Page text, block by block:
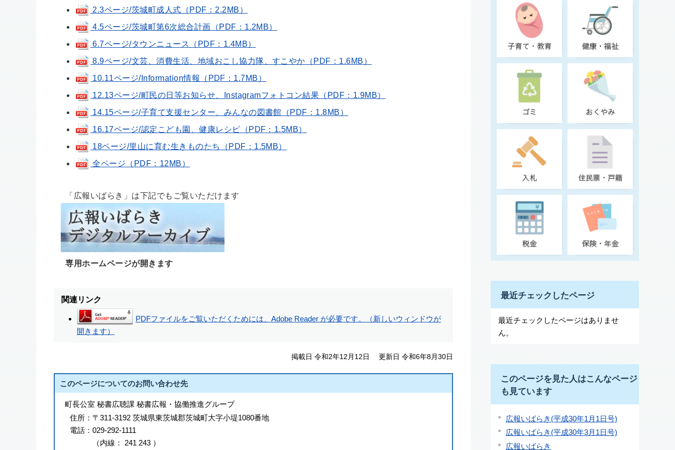
2.3ページ/茨城町成人式（PDF：2.2MB）
4.5ページ/茨城町第6次総合計画（PDF：1.2MB）
6.7ページ/タウンニュース（PDF：1.4MB）
8.9ページ/文芸、消費生活、地域おこし協力隊、すこやか（PDF：1.6MB）
10.11ページ/Information情報（PDF：1.7MB）
12.13ページ/町民の日等お知らせ、Instagramフォトコン結果（PDF：1.9MB）
14.15ページ/子育て支援センター、みんなの図書館（PDF：1.8MB）
16.17ページ/認定こども園、健康レシピ（PDF：1.5MB）
18ページ/里山に育む生きものたち（PDF：1.5MB）
全ページ（PDF：12MB）
「広報いばらき」は下記でもご覧いただけます
専用ホームページが開きます
関連リンク
PDFファイルをご覧いただくためには、Adobe Reader が必要です。（新しいウィンドウが
開きます）
掲載日 令和2年12月12日 更新日 令和6年8月30日
このページについてのお問い合わせ先
町長公室 秘書広聴課 秘書広報・協働推進グループ
住所： 〒311-3192 茨城県東茨城郡茨城町大字小堤1080番地
電話： 029-292-1111
（内線 ： 241 243 ）
最近チェックしたページ
最近チェックしたページはありませ
ん。
このページを見た人はこんなページ
も見ています
広報いばらき(平成30年1月1日号)
広報いばらき(平成30年3月1日号)
広報いばらき